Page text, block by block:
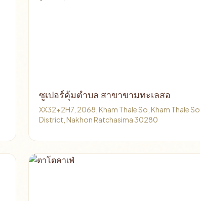
ซูเปอร์คุ้มตำบล สาขาขามทะเลสอ
XX32+2H7, 2068, Kham Thale So, Kham Thale So
District, Nakhon Ratchasima 30280